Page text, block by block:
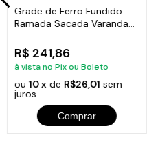
Grade de Ferro Fundido
Ramada Sacada Varanda
R$ 241,86
à vista no Pix ou Boleto
ou 10 xde R$26,01 sem
juros
Comprar